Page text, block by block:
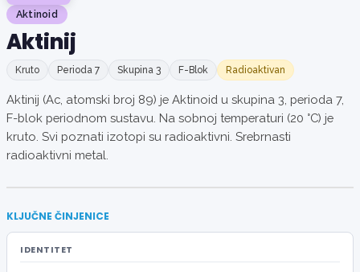
Aktinoid
Aktinij
Kruto Perioda 7 Skupina 3 F-Blok Radioaktivan
Aktinij (Ac, atomski broj 89) je Aktinoid u skupina 3, perioda 7,
F-blok periodnom sustavu. Na sobnoj temperaturi (20 °C) je
kruto. Svi poznati izotopi su radioaktivni. Srebrnasti
radioaktivni metal.
KLJUČNE ČINJENICE
IDENTITET